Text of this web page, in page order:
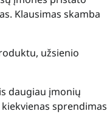
Klausimas skamba
užsienio
daugiau įmonių
sprendimas